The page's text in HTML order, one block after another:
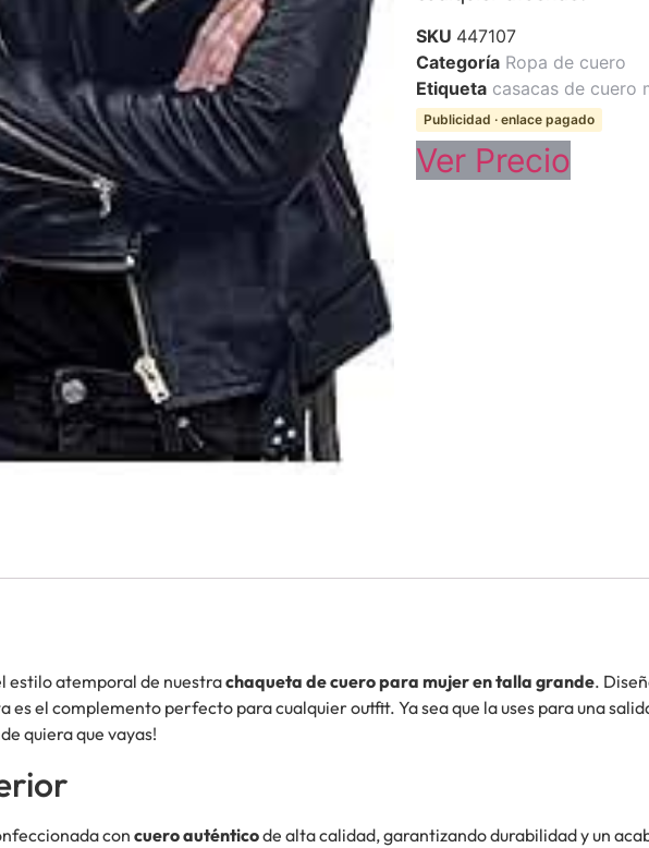
SKU 447107
Categoría Ropa de cuero
Etiqueta casacas de cuero
Publicidad · enlace pagado
Ver Precio
estilo atemporal de nuestrachaqueta de cuero para mujer en talla grande.
es el complemento perfecto para cualquier outfit. Ya sea que la uses para una
quiera que vayas!
con cuero auténticode alta calidad, garantizando durabilidad y un